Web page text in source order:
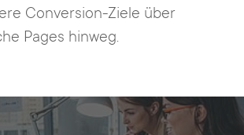
Conversion-Ziele über
Pages hinweg.